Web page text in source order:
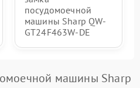
посудомоечной
машины Sharp QW-
GT24F463W-DE
машины Sharp